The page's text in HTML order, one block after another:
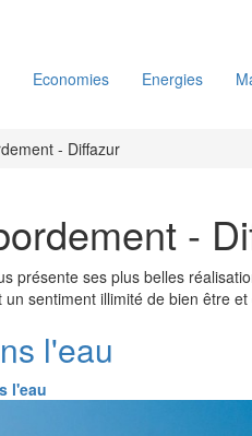
Economies Energies
- Diffazur
-
présente ses plus belles
sentiment illimité de bien être
l'eau
l'eau